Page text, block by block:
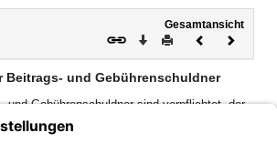
Gesamtansicht
Download
DruckenVorheriges
Beitrags- und Gebührenschuldner
und Gebührenschuldner sind verpflichtet, der
die Höhe der Abgabe maßgebliche
unverzüglich zu melden und über den